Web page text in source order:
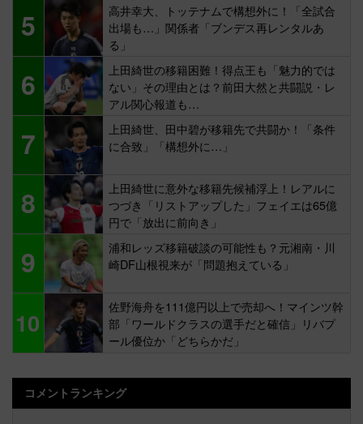
5
高井幸大、トッテナムで構想外に！「全試合
出場も…」関係者「ブンデス再レンタルあ
る」
6
上田綺世の移籍困難！得点王も「魅力的では
ない」その理由とは？前田大然と共闘説・レ
アル関心報道も…
7
上田綺世、田中碧が移籍先で共闘か！「条件
に合致」「構想外に…」
8
上田綺世に意外な移籍先候補浮上！レアルに
つづき「リストアップした」フェイエは65億
円で「放出に前向き」
9
浦和レッズ移籍破談の可能性も？元湘南・川
崎DF山根視来が「問題抱えている」
10
佐野海舟を111億円以上で売却へ！マインツ幹
部「ワールドクラスの選手だと確信」リバプ
ール優位か「どちらかだ」
コメントランキング